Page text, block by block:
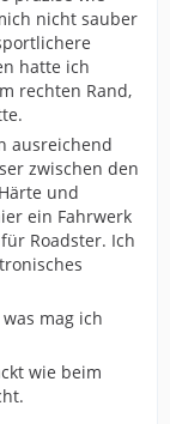
nicht sauber
hatte ich
rechten Rand,
ausreichend
zwischen den
und
ein Fahrwerk
Roadster. Ich
mag ich
wie beim